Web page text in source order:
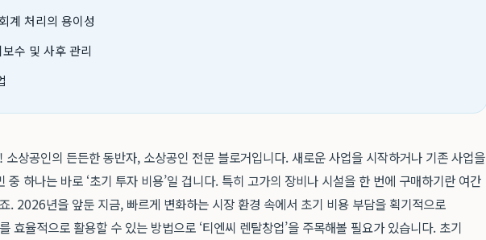
계 처리의 용이성
수 및 사후 관리
소상공인의 든든한 동반자, 소상공인 전문 블로거입니다. 새로운 사업을 시작하거나 기존 사업을
중 하나는 바로 ‘초기 투자 비용’일 겁니다. 특히 고가의 장비나 시설을 한 번에 구매하기란 여간
. 2026년을 앞둔 지금, 빠르게 변화하는 시장 환경 속에서 초기 비용 부담을 획기적으로
효율적으로 활용할 수 있는 방법으로 ‘티엔씨 렌탈창업’을 주목해볼 필요가 있습니다. 초기